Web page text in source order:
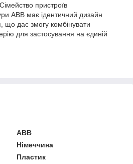
пристроїв
ABB має ідентичний дизайн
що дає змогу комбінувати
для застосування на єдиній
ABB
Німеччина
Пластик